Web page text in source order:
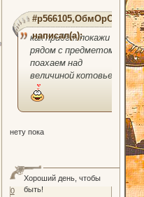
#p566105,ОбмОрОк
написал(а):
как придет покажи
рядом с предметом-
поахаем над
величиной котовьей
нету пока
Хороший день, чтобы
быть!
0